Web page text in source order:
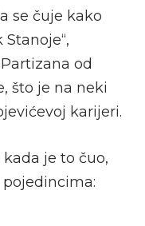
se čuje kako
od
što je na neki
karijeri.
je to čuo,